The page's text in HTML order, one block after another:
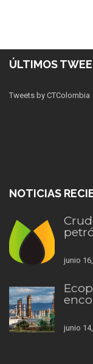
ÚLTIMOS
Tweets by CTColombia
NOTICIAS
junio
junio